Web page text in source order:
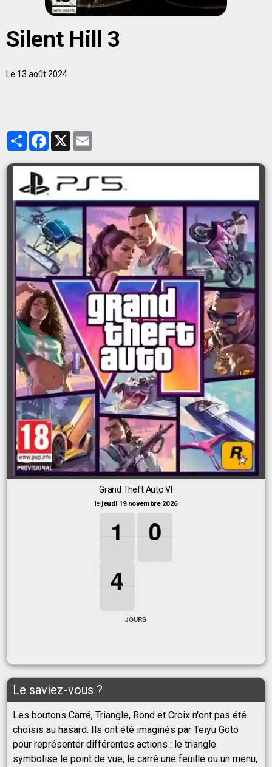
Silent Hill 3
Le 13 août 2024
PartagerFacebook
X
Grand Theft Auto VI
le jeudi 19 novembre 2026
1
1
1
1 0
0
0
0
4
4
4
4
JOURS
Le saviez-vous ?
Les boutons Carré, Triangle, Rond et Croix n'ont pas été
choisis au hasard. Ils ont été imaginés par Teiyu Goto
pour représenter différentes actions : le triangle
symbolise le point de vue, le carré une feuille ou un menu,